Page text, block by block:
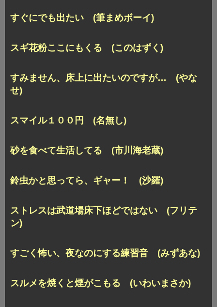
すぐにでも出たい (筆まめボーイ)
スギ花粉ここにもくる (このはずく)
すみません、床上に出たいのですが… (やな
せ)
スマイル１００円 (名無し)
砂を食べて生活してる (市川海老蔵)
鈴虫かと思ってら、ギャー！ (沙羅)
ストレスは武道場床下ほどではない (フリテ
ン)
すごく怖い、夜なのにする練習音 (みずあな)
スルメを焼くと煙がこもる (いわいまさか)